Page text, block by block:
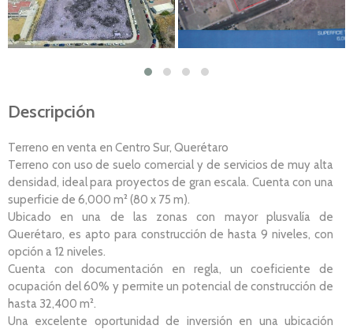
Descripción
Terreno en venta en Centro Sur, Querétaro
Terreno con uso de suelo comercial y de servicios de muy alta
densidad, ideal para proyectos de gran escala. Cuenta con una
superficie de 6,000 m² (80 x 75 m).
Ubicado en una de las zonas con mayor plusvalía de
Querétaro, es apto para construcción de hasta 9 niveles, con
opción a 12 niveles.
Cuenta con documentación en regla, un coeficiente de
ocupación del 60% y permite un potencial de construcción de
hasta 32,400 m².
Una excelente oportunidad de inversión en una ubicación